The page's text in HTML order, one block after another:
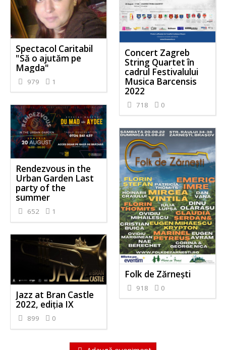
Concert Zagreb
String Quartet în
cadrul Festivalului
Musica Barcensis
2022
718 0
Spectacol Caritabil
"Să o ajutăm pe
Magda"
979 1
Rendezvous in the
Urban Garden Last
party of the
summer
652 1
Folk de Zărnești
918 0
Jazz at Bran Castle
2022, ediția IX
899 0